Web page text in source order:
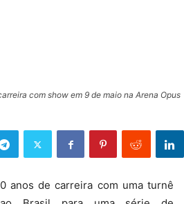
com show em 9 de maio na Arena Opus
anos de carreira com uma turnê